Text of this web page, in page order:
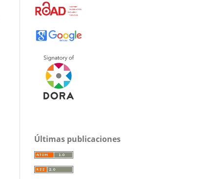
Últimas publicaciones